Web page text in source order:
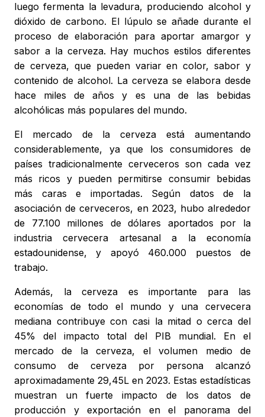
luego fermenta la levadura, produciendo alcohol y
dióxido de carbono. El lúpulo se añade durante el
proceso de elaboración para aportar amargor y
sabor a la cerveza. Hay muchos estilos diferentes
de cerveza, que pueden variar en color, sabor y
contenido de alcohol. La cerveza se elabora desde
hace miles de años y es una de las bebidas
alcohólicas más populares del mundo.
El mercado de la cerveza está aumentando
considerablemente, ya que los consumidores de
países tradicionalmente cerveceros son cada vez
más ricos y pueden permitirse consumir bebidas
más caras e importadas. Según datos de la
asociación de cerveceros, en 2023, hubo alrededor
de 77.100 millones de dólares aportados por la
industria cervecera artesanal a la economía
estadounidense, y apoyó 460.000 puestos de
trabajo.
Además, la cerveza es importante para las
economías de todo el mundo y una cervecera
mediana contribuye con casi la mitad o cerca del
45% del impacto total del PIB mundial. En el
mercado de la cerveza, el volumen medio de
consumo de cerveza por persona alcanzó
aproximadamente 29,45L en 2023. Estas estadísticas
muestran un fuerte impacto de los datos de
producción y exportación en el panorama del